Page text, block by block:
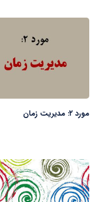
مورد ۲: مدیریت زمان